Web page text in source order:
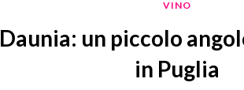
VINO
Daunia: un piccolo
in Puglia